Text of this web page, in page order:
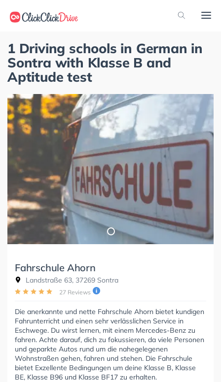
1 Driving schools in German in
Sontra with Klasse B and
Aptitude test
Fahrschule Ahorn
Landstraße 63, 37269 Sontra
27 Reviews
Die anerkannte und nette Fahrschule Ahorn bietet kundigen
Fahrunterricht und einen sehr verlässlichen Service in
Eschwege. Du wirst lernen, mit einem Mercedes-Benz zu
fahren. Achte darauf, dich zu fokussieren, da viele Personen
und geparkte Autos rund um die nahegelegenen
Wohnstraßen gehen, fahren und stehen. Die Fahrschule
bietet Exzellente Bedingungen um deine Klasse B, Klasse
BE, Klasse B96 und Klasse BF17 zu erhalten.